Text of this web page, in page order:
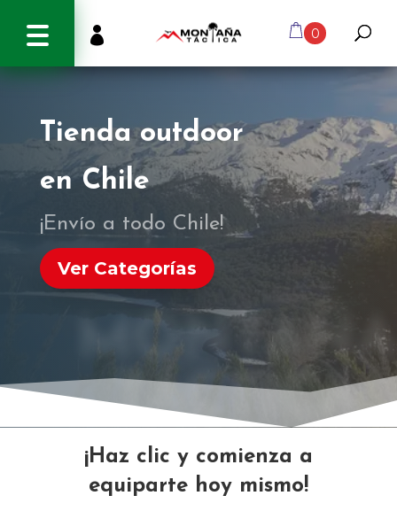
0

Tienda outdoor
en Chile
¡Envío a todo Chile!
Ver Categorías
MONTAÑA
TÁCTICA
¡Haz clic y comienza a
equiparte hoy mismo!